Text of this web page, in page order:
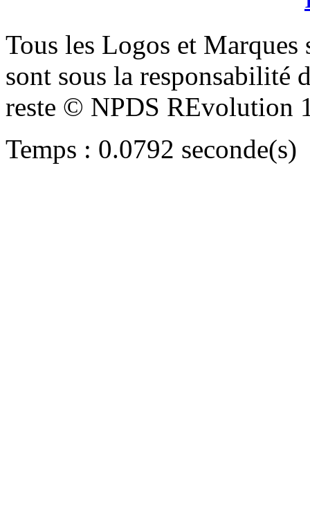
Tous les Logos et Marques
sont sous la responsabilité
reste © NPDS REvolution
Temps : 0.0792 seconde(s)